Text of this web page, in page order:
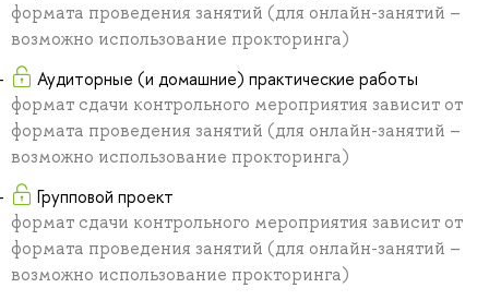
формата проведения занятий (для онлайн-занятий –
возможно использование прокторинга)
Аудиторные (и домашние) практические работы
формат сдачи контрольного мероприятия зависит от
формата проведения занятий (для онлайн-занятий –
возможно использование прокторинга)
Групповой проект
формат сдачи контрольного мероприятия зависит от
формата проведения занятий (для онлайн-занятий –
возможно использование прокторинга)